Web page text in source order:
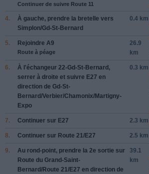
Continuer de suivre Route 11
4. À gauche, prendre la bretelle vers
Simplon/Gd-St-Bernard
0.4 km
5. Rejoindre A9
Route à péage
26.9
km
6. À l'échangeur 22-Gd-St-Bernard,
serrer à droite et suivre E27 en
direction de Gd-St-
Bernard/Verbier/Chamonix/Martigny-
Expo
0.3 km
7. Continuer sur E27 2.3 km
8. Continuer sur Route 21/E27 2.5 km
9. Au rond-point, prendre la 2e sortie sur
Route du Grand-Saint-
Bernard/Route 21/E27 en direction de
39.1
km